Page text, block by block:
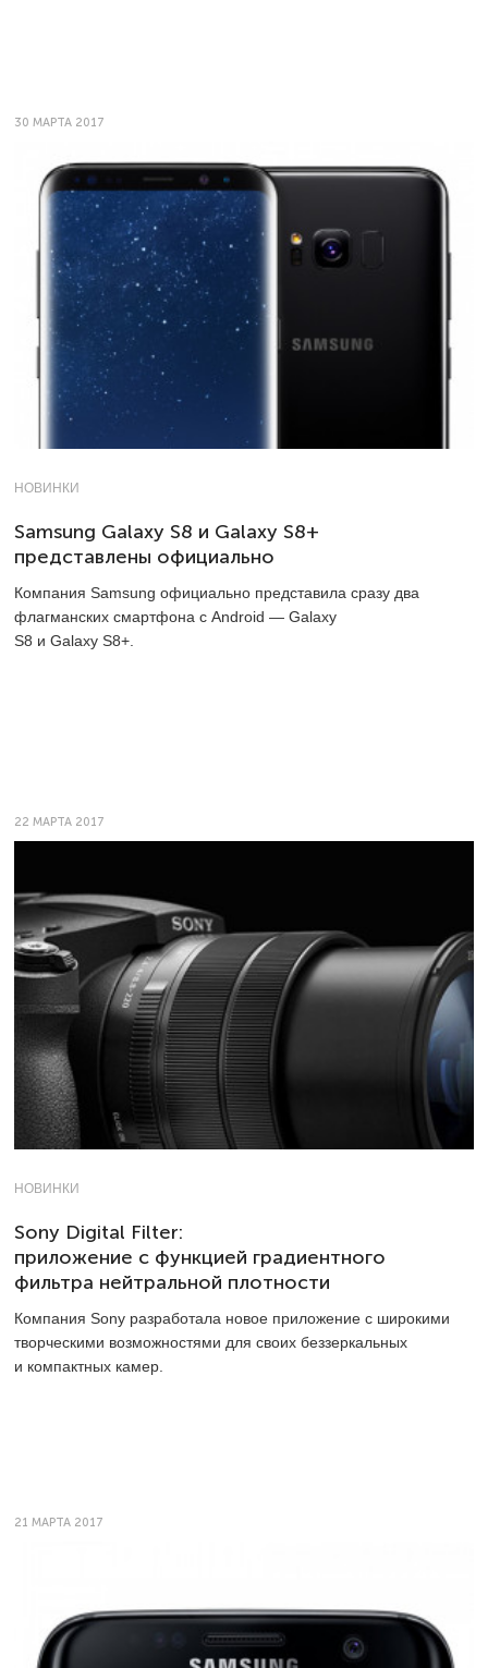
30 МАРТА 2017
НОВИНКИ
Samsung Galaxy S8 и Galaxy S8+
представлены официально
Компания Samsung официально представила сразу два
флагманских смартфона с Android — Galaxy
S8 и Galaxy S8+.
22 МАРТА 2017
НОВИНКИ
Sony Digital Filter:
приложение с функцией градиентного
фильтра нейтральной плотности
Компания Sony разработала новое приложение с широкими
творческими возможностями для своих беззеркальных
и компактных камер.
21 МАРТА 2017